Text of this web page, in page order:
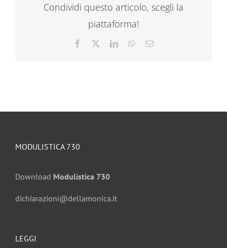
Condividi questo articolo, scegli la
piattaforma!
Facebook LinkedInWhatsApp
Email
MODULISTICA 730
Download Modulistica 730
dichiarazioni@dellamonica.it
LEGGI